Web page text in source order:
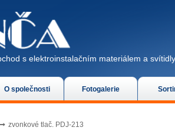
O společnosti Fotogalerie
s elektroinstalačním materiálem a
zvonkové tlač. PDJ-213